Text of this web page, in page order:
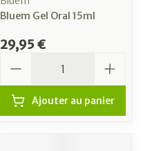
Bluem Gel Oral 15ml
29,95 €
Ajouter au panier